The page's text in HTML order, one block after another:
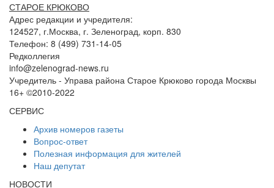
СТАРОЕ КРЮКОВО
Адрес редакции и учредителя:
124527, г.Москва, г. Зеленоград, корп. 830
Телефон: 8 (499) 731-14-05
Редколлегия
info@zelenograd-news.ru
Учредитель - Управа района Старое Крюково города Москвы
16+ ©2010-2022
СЕРВИС
Архив номеров газеты
Вопрос-ответ
Полезная информация для жителей
Наш депутат
НОВОСТИ